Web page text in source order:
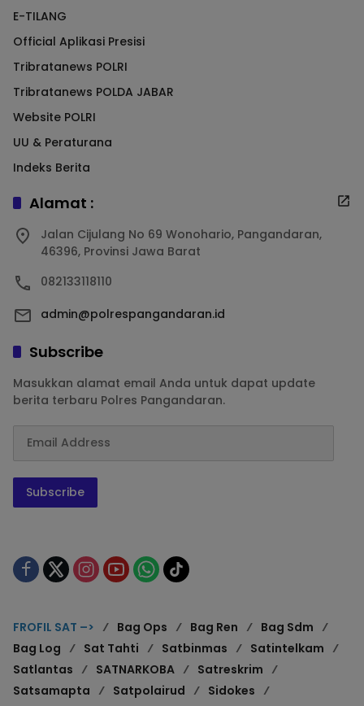
E-TILANG
Official Aplikasi Presisi
Tribratanews POLRI
Tribratanews POLDA JABAR
Website POLRI
UU & Peraturana
Indeks Berita
Alamat :
Jalan Cijulang No 69 Wonohario, Pangandaran,
46396, Provinsi Jawa Barat
082133118110
admin@polrespangandaran.id
Subscribe
Masukkan alamat email Anda untuk dapat update
berita terbaru Polres Pangandaran.
Subscribe
FROFIL SAT –> Bag Ops Bag Ren
Bag Sdm
Bag Log
Sat Tahti Satbinmas
Satintelkam
Satlantas
SATNARKOBA
Satreskrim
Satsamapta
Satpolairud
Sidokes